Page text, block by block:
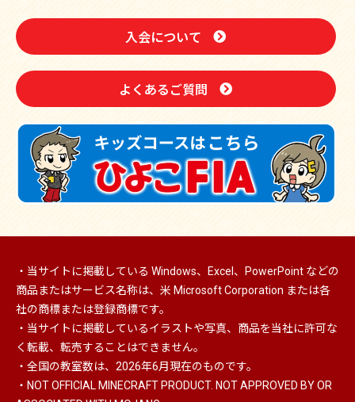
入会について
よくあるご質問
・当サイトに掲載している Windows、Excel、PowerPoint などの
商品またはサービス名称は、米 Microsoft Corporation または各
社の商標または登録商標です。
・当サイトに掲載しているイラストや写真、商品を当社に許可な
く転載、転売することはできません。
・全国の教室数は、2026年6月現在のものです。
・NOT OFFICIAL MINECRAFT PRODUCT. NOT APPROVED BY OR